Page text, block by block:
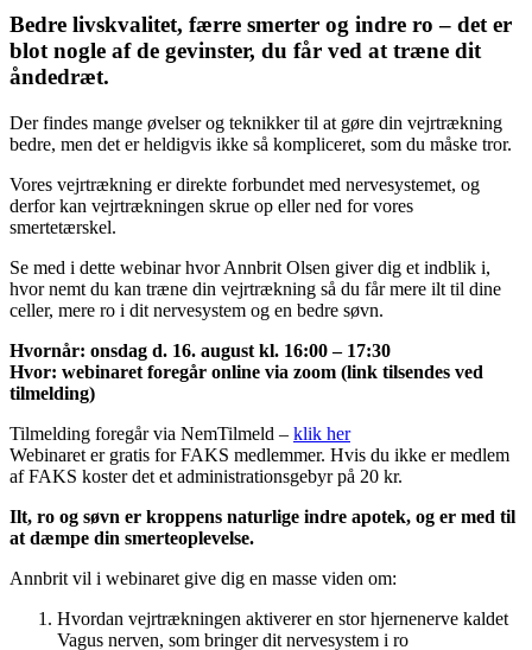
Bedre livskvalitet, færre smerter og indre ro – det er
blot nogle af de gevinster, du får ved at træne dit
åndedræt.
Der findes mange øvelser og teknikker til at gøre din vejrtrækning
bedre, men det er heldigvis ikke så kompliceret, som du måske tror.
Vores vejrtrækning er direkte forbundet med nervesystemet, og
derfor kan vejrtrækningen skrue op eller ned for vores
smertetærskel.
Se med i dette webinar hvor Annbrit Olsen giver dig et indblik i,
hvor nemt du kan træne din vejrtrækning så du får mere ilt til dine
celler, mere ro i dit nervesystem og en bedre søvn.
Hvornår: onsdag d. 16. august kl. 16:00 – 17:30
Hvor: webinaret foregår online via zoom (link tilsendes ved
tilmelding)
Tilmelding foregår via NemTilmeld – klik her
Webinaret er gratis for FAKS medlemmer. Hvis du ikke er medlem
af FAKS koster det et administrationsgebyr på 20 kr.
Ilt, ro og søvn er kroppens naturlige indre apotek, og er med til
at dæmpe din smerteoplevelse.
Annbrit vil i webinaret give dig en masse viden om:
Hvordan vejrtrækningen aktiverer en stor hjernenerve kaldet
Vagus nerven, som bringer dit nervesystem i ro